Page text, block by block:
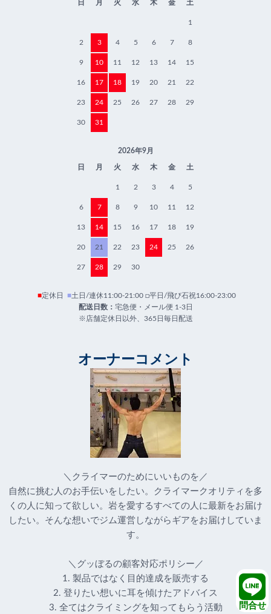
問合せ
日 月 火 水 木 金 土
1
2 3 4 5 6 7 8
9 10 11 12 13 14 15
16 17 18 19 20 21 22
23 24 25 26 27 28 29
30 31
2026年9月
日 月 火 水 木 金 土
1 2 3 4 5
6 7 8 9 10 11 12
13 14 15 16 17 18 19
20 21 22 23 24 25 26
27 28 29 30
■定休日 ■土日/連休11:00-21:00 □平日/飛び石祝16:00-23:00
配送日数： 宅急便・メール便 1-3日
※店舗定休日以外、365日毎日配送
オーナーコメント
＼クライマーのためにいいものを／
自然に挑む人のお手伝いをしたい。クライマークオリティを多
くの人に知って欲しい。岩を愛するすべての人に最新をお届け
したい。そんな想いでジム運営しながらギアをお届けしていま
す。
＼グッぼるの顧客対応ポリシー／
1. 製品ではなく目的達成を販売する
2. 登りたい想いに耳を傾けたアドバイス
3. 全てはクライミングを知ってもらう活動